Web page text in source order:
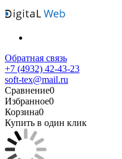
Обратная связь
+7 (4932) 42-43-23
soft-tex@mail.ru
Сравнение0
Избранное0
Корзина0
Купить в один клик